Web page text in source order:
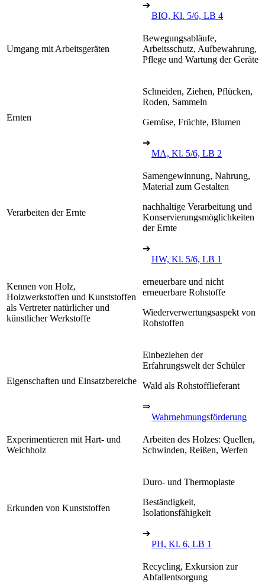
➔
BIO, Kl. 5/6, LB 4
Umgang mit Arbeitsgeräten
Bewegungsabläufe,
Arbeitsschutz, Aufbewahrung,
Pflege und Wartung der Geräte
Ernten
Schneiden, Ziehen, Pflücken,
Roden, Sammeln
Gemüse, Früchte, Blumen
➔
MA, Kl. 5/6, LB 2
Verarbeiten der Ernte
Samengewinnung, Nahrung,
Material zum Gestalten
nachhaltige Verarbeitung und
Konservierungsmöglichkeiten
der Ernte
➔
HW, Kl. 5/6, LB 1
Kennen von Holz,
Holzwerkstoffen und Kunststoffen
als Vertreter natürlicher und
künstlicher Werkstoffe
erneuerbare und nicht
erneuerbare Rohstoffe
Wiederverwertungsaspekt von
Rohstoffen
Eigenschaften und Einsatzbereiche
Einbeziehen der
Erfahrungswelt der Schüler
Wald als Rohstofflieferant
⇒
Wahrnehmungsförderung
Experimentieren mit Hart- und
Weichholz
Arbeiten des Holzes: Quellen,
Schwinden, Reißen, Werfen
Erkunden von Kunststoffen
Duro- und Thermoplaste
Beständigkeit,
Isolationsfähigkeit
➔
PH, Kl. 6, LB 1
Recycling, Exkursion zur
Abfallentsorgung